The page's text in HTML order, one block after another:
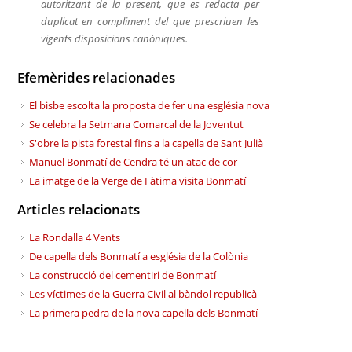
autoritzant de la present, que es redacta per
duplicat en compliment del que prescriuen les
vigents disposicions canòniques.
Efemèrides relacionades
El bisbe escolta la proposta de fer una església nova
Se celebra la Setmana Comarcal de la Joventut
S'obre la pista forestal fins a la capella de Sant Julià
Manuel Bonmatí de Cendra té un atac de cor
La imatge de la Verge de Fàtima visita Bonmatí
Articles relacionats
La Rondalla 4 Vents
De capella dels Bonmatí a església de la Colònia
La construcció del cementiri de Bonmatí
Les víctimes de la Guerra Civil al bàndol republicà
La primera pedra de la nova capella dels Bonmatí